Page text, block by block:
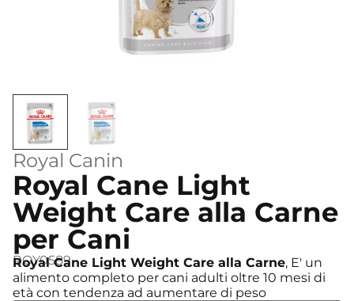
Royal Canin
Royal Cane Light
Weight Care alla Carne
per Cani
ROY0589
Royal Cane Light Weight Care alla Carne, E' un
alimento completo per cani adulti oltre 10 mesi di
età con tendenza ad aumentare di peso